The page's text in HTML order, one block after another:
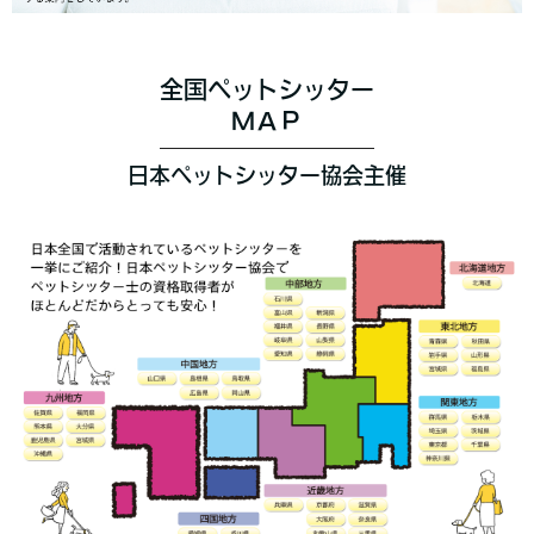
全国ペットシッター
ＭＡＰ
日本ペットシッター協会主催